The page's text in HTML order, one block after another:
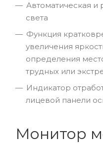
Автоматическая и
света
Функция
увеличения
определения
трудных или
Индикатор
лицевой панели
Монитор